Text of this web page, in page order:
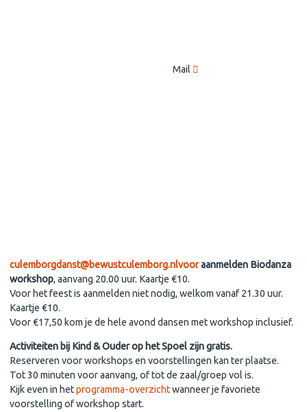
Mail
culemborgdanst@bewustculemborg.nlvooraanmelden Biodanza
workshop, aanvang 20.00 uur. Kaartje €10.
Voor het feest is aanmelden niet nodig, welkom vanaf 21.30 uur.
Kaartje €10.
Voor €17,50 kom je de hele avond dansen met workshop inclusief.
Activiteiten bij Kind & Ouder op het Spoel zijn gratis.
Reserveren voor workshops en voorstellingen kan ter plaatse.
Tot 30 minuten voor aanvang, of tot de zaal/groep vol is.
Kijk even in hetprogramma-overzichtwanneer je favoriete
voorstelling of workshop start.